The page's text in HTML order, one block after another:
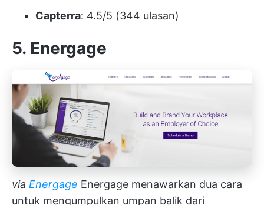
Capterra: 4.5/5 (344 ulasan)
5. Energage
via Energage Energage menawarkan dua cara
untuk mengumpulkan umpan balik dari